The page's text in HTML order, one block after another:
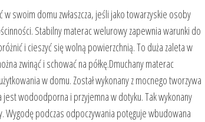
swoim domu zwłaszcza, jeśli jako towarzyskie osoby
Stabilny materac welurowy zapewnia warunki do
i cieszyć się wolną powierzchnią. To duża zaleta w
zwinąć i schować na półkę.Dmuchany materac
w domu. Został wykonany z mocnego tworzywa
wodoodporna i przyjemna w dotyku. Tak wykonany
podczas odpoczywania potęguje wbudowana